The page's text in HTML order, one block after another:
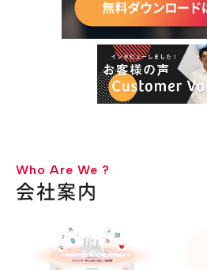
Who Are We ?
会社案内